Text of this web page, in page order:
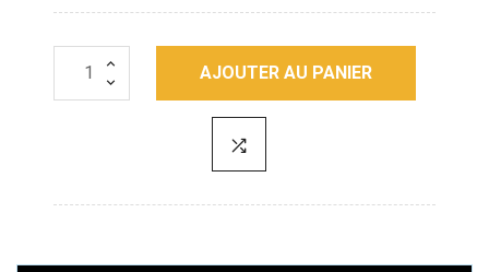
AJOUTER AU PANIER